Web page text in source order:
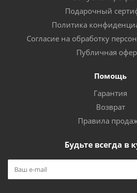
Подарочный
Политика
Согласие на обработку
Публичная
Помощь
Гарантия
Возврат
Правила
Будьте всегда в